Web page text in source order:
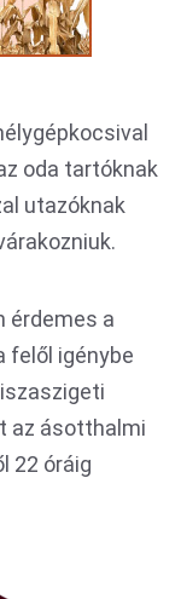
oda tartóknak
utazóknak
érdemes a
felől igénybe
az ásotthalmi
22 óráig